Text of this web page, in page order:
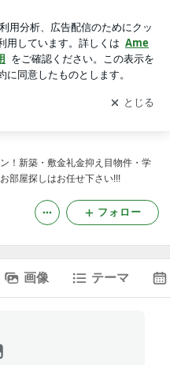
更新通知
を受け取りまし
開く
！新築・敷金礼金抑え目物件・学
部屋探しはお任せ下さい!!!
フォロー
画像 テーマ